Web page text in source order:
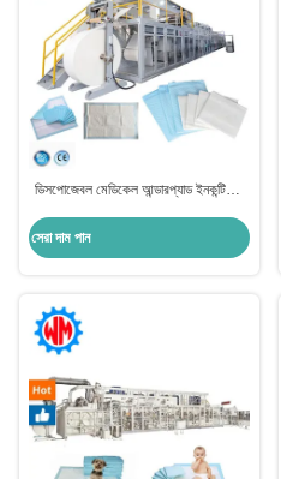
ডিসপোজেবল মেডিকেল আন্ডারপ্যাড ইনকন্টিনেন্স
সেরা দাম পান